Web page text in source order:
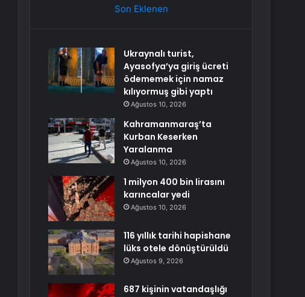
Son Eklenen
Ukraynalı turist,
Ayasofya’ya giriş ücreti
ödememek için namaz
kılıyormuş gibi yaptı
Ağustos 10, 2026
Kahramanmaraş’ta
Kurban Keserken
Yaralanma
Ağustos 10, 2026
1 milyon 400 bin lirasını
karıncalar yedi
Ağustos 10, 2026
116 yıllık tarihi hapishane
lüks otele dönüştürüldü
Ağustos 9, 2026
687 kişinin vatandaşlığı